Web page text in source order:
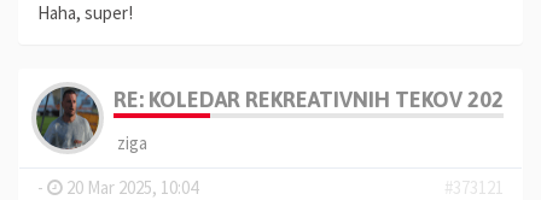
Haha, super!
RE: KOLEDAR REKREATIVNIH TEKOV 2025
ziga
-
20 Mar 2025, 10:04
#373121